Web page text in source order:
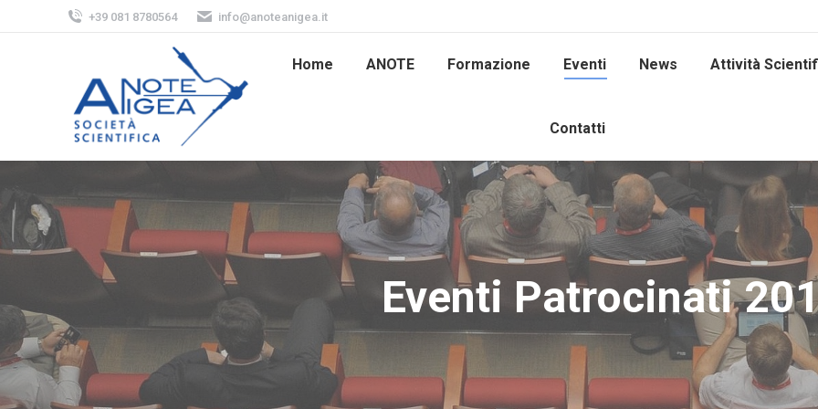
+39 081 8780564 info@anoteanigea.it
Home ANOTE Formazione Eventi News Attività
Contatti
Eventi Patrocinati